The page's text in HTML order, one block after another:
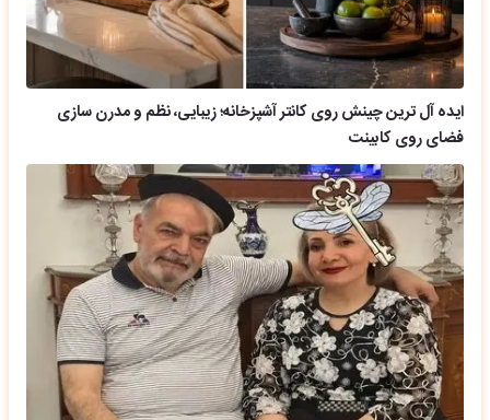
ایده آل ترین چینش روی کانتر آشپزخانه؛ زیبایی، نظم و مدرن سازی
فضای روی کابینت